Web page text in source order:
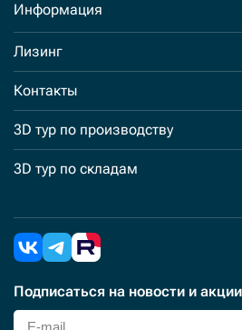
Информация
Лизинг
Контакты
3D тур по производству
3D тур по складам
Подписаться на новости и акции